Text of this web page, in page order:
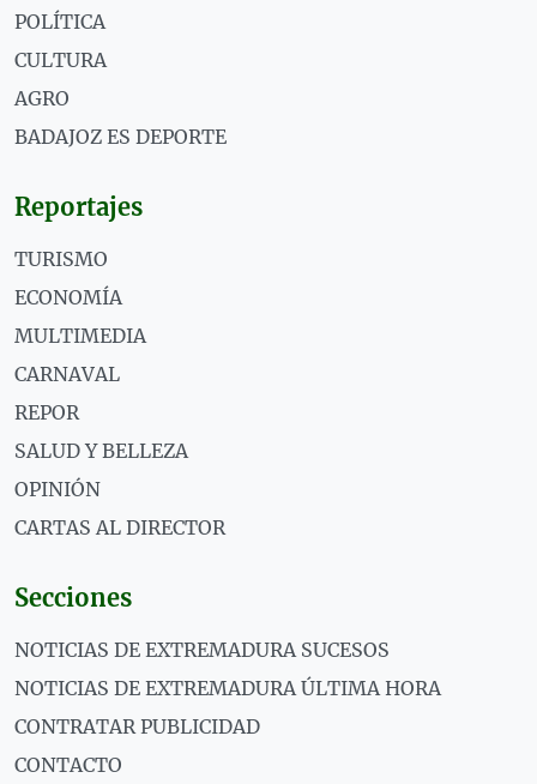
POLÍTICA
CULTURA
AGRO
BADAJOZ ES DEPORTE
Reportajes
TURISMO
ECONOMÍA
MULTIMEDIA
CARNAVAL
REPOR
SALUD Y BELLEZA
OPINIÓN
CARTAS AL DIRECTOR
Secciones
NOTICIAS DE EXTREMADURA SUCESOS
NOTICIAS DE EXTREMADURA ÚLTIMA HORA
CONTRATAR PUBLICIDAD
CONTACTO